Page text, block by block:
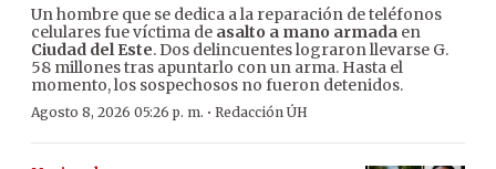
Un hombre que se dedica a la reparación de teléfonos
celulares fue víctima de asalto a mano armada en
Ciudad del Este. Dos delincuentes lograron llevarse G.
58 millones tras apuntarlo con un arma. Hasta el
momento, los sospechosos no fueron detenidos.
Agosto 8, 2026 05:26 p. m. · Redacción ÚH